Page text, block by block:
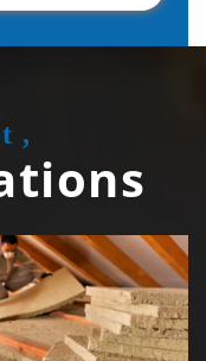
,
de
39